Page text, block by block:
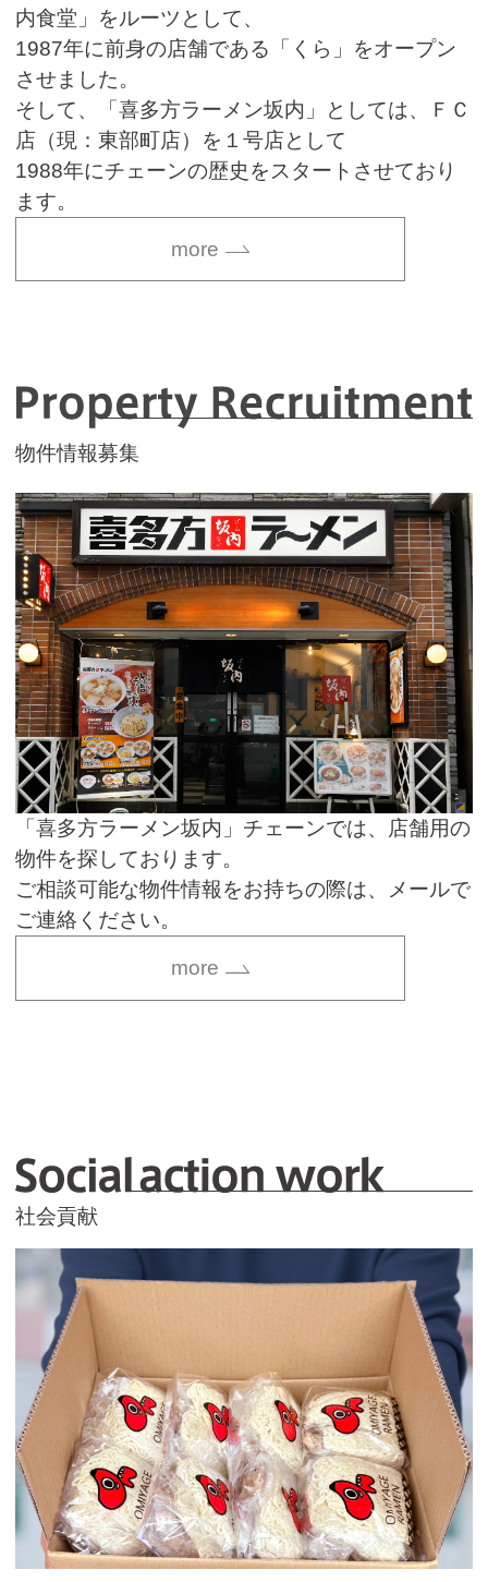
内食堂」をルーツとして、
1987年に前身の店舗である「くら」をオープン
させました。
そして、「喜多方ラーメン坂内」としては、ＦＣ
店（現：東部町店）を１号店として
1988年にチェーンの歴史をスタートさせており
ます。
more
物件情報募集
「喜多方ラーメン坂内」チェーンでは、店舗用の
物件を探しております。
ご相談可能な物件情報をお持ちの際は、メールで
ご連絡ください。
more
社会貢献